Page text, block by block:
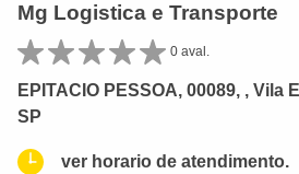
Mg Logistica e Transporte
0 aval.
EPITACIO PESSOA, 00089, , Vila
SP
ver horario de atendimento.